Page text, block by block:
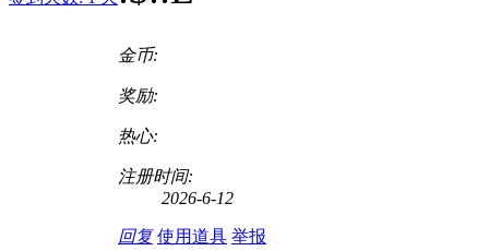
金币:
奖励:
热心:
注册时间:
2026-6-12
回复 使用道具 举报